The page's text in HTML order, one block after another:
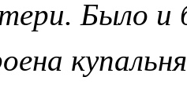
Было и